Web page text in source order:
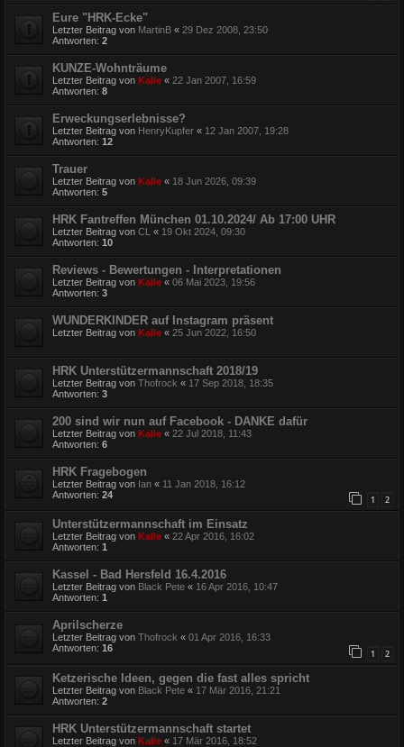
Eure "HRK-Ecke"
Letzter Beitrag von MartinB « 29 Dez 2008, 23:50
Antworten: 2
KUNZE-Wohnträume
Letzter Beitrag von Kalle « 22 Jan 2007, 16:59
Antworten: 8
Erweckungserlebnisse?
Letzter Beitrag von HenryKupfer « 12 Jan 2007, 19:28
Antworten: 12
Trauer
Letzter Beitrag von Kalle « 18 Jun 2026, 09:39
Antworten: 5
HRK Fantreffen München 01.10.2024/ Ab 17:00 UHR
Letzter Beitrag von CL « 19 Okt 2024, 09:30
Antworten: 10
Reviews - Bewertungen - Interpretationen
Letzter Beitrag von Kalle « 06 Mai 2023, 19:56
Antworten: 3
WUNDERKINDER auf Instagram präsent
Letzter Beitrag von Kalle « 25 Jun 2022, 16:50
HRK Unterstützermannschaft 2018/19
Letzter Beitrag von Thofrock « 17 Sep 2018, 18:35
Antworten: 3
200 sind wir nun auf Facebook - DANKE dafür
Letzter Beitrag von Kalle « 22 Jul 2018, 11:43
Antworten: 6
HRK Fragebogen
Letzter Beitrag von Ian « 11 Jan 2018, 16:12
Antworten: 24 1 2
Unterstützermannschaft im Einsatz
Letzter Beitrag von Kalle « 22 Apr 2016, 16:02
Antworten: 1
Kassel - Bad Hersfeld 16.4.2016
Letzter Beitrag von Black Pete « 16 Apr 2016, 10:47
Antworten: 1
Aprilscherze
Letzter Beitrag von Thofrock « 01 Apr 2016, 16:33
Antworten: 16 1 2
Ketzerische Ideen, gegen die fast alles spricht
Letzter Beitrag von Black Pete « 17 Mär 2016, 21:21
Antworten: 2
HRK Unterstützermannschaft startet
Letzter Beitrag von Kalle « 17 Mär 2016, 18:52